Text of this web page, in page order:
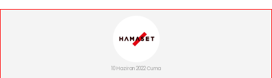
10 Haziran 2022 Cuma